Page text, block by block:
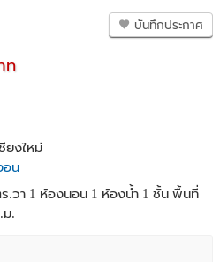
บันทึกประกาศ
ท
ยงใหม่
อน
.วา 1 ห้องนอน 1 ห้องน้ำ 1 ชั้น พื้นที่
ม.